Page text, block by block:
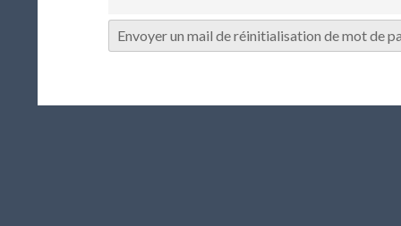
Envoyer un mail de réinitialisation de mot de